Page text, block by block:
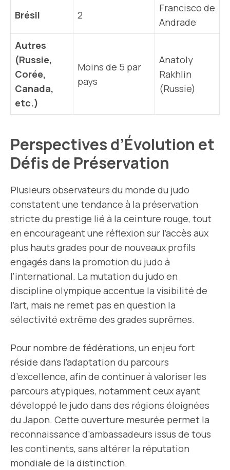
Brésil 2
Francisco de
Andrade
Autres
(Russie,
Corée,
Canada,
etc.)
Moins de 5 par
pays
Anatoly
Rakhlin
(Russie)
Perspectives d’Évolution et
Défis de Préservation
Plusieurs observateurs du monde du judo
constatent une tendance à la préservation
stricte du prestige lié à la ceinture rouge, tout
en encourageant une réflexion sur l’accès aux
plus hauts grades pour de nouveaux profils
engagés dans la promotion du judo à
l’international. La mutation du judo en
discipline olympique accentue la visibilité de
l’art, mais ne remet pas en question la
sélectivité extrême des grades suprêmes.
Pour nombre de fédérations, un enjeu fort
réside dans l’adaptation du parcours
d’excellence, afin de continuer à valoriser les
parcours atypiques, notamment ceux ayant
développé le judo dans des régions éloignées
du Japon. Cette ouverture mesurée permet la
reconnaissance d’ambassadeurs issus de tous
les continents, sans altérer la réputation
mondiale de la distinction.